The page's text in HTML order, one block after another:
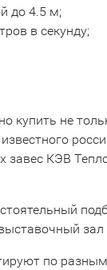
до 4.5 м;
в секунду;
купить не
завес КЭВ
по